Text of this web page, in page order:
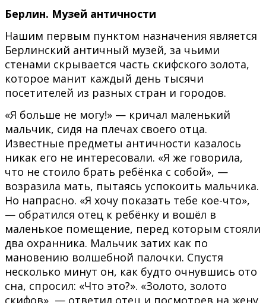
Берлин. Музей античности
Нашим первым пунктом назначения является
Берлинский античный музей, за чьими
стенами скрывается часть скифского золота,
которое манит каждый день тысячи
посетителей из разных стран и городов.
«Я больше не могу!» — кричал маленький
мальчик, сидя на плечах своего отца.
Известные предметы античности казалось
никак его не интересовали. «Я же говорила,
что не стоило брать ребёнка с собой», —
возразила мать, пытаясь успокоить мальчика.
Но напрасно. «Я хочу показать тебе кое-что»,
— обратился отец к ребёнку и вошёл в
маленькое помещение, перед которым стояли
два охранника. Мальчик затих как по
мановению волшебной палочки. Спустя
несколько минут он, как будто очнувшись ото
сна, спросил: «Что это?». «Золото, золото